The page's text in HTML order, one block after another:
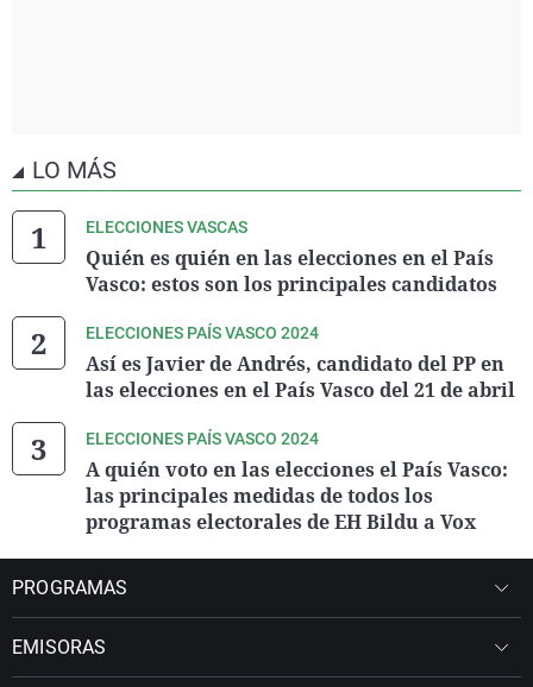
LO MÁS
ELECCIONES VASCAS
Quién es quién en las elecciones en el País
Vasco: estos son los principales candidatos
ELECCIONES PAÍS VASCO 2024
Así es Javier de Andrés, candidato del PP en
las elecciones en el País Vasco del 21 de abril
ELECCIONES PAÍS VASCO 2024
A quién voto en las elecciones el País Vasco:
las principales medidas de todos los
programas electorales de EH Bildu a Vox
PROGRAMAS
EMISORAS